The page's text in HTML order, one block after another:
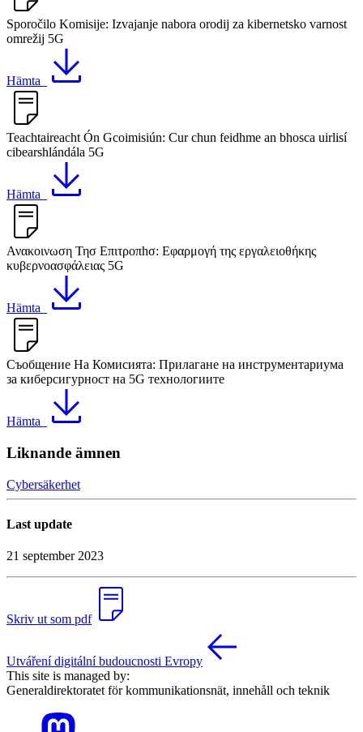
Sporočilo Komisije: Izvajanje nabora orodij za kibernetsko varnost
omrežij 5G
Hämta
Teachtaireacht Ón Gcoimisiún: Cur chun feidhme an bhosca uirlisí
cibearshlándála 5G
Hämta
Ανακοινωση Τησ Επιτροπhσ: Εφαρμογή της εργαλειοθήκης
κυβερνοασφάλειας 5G
Hämta
Съобщение На Комисията: Прилагане на инструментариума
за киберсигурност на 5G технологиите
Hämta
Liknande ämnen
Cybersäkerhet
Last update
21 september 2023
Skriv ut som pdf
Utváření digitální budoucnosti Evropy
This site is managed by:
Generaldirektoratet för kommunikationsnät, innehåll och teknik